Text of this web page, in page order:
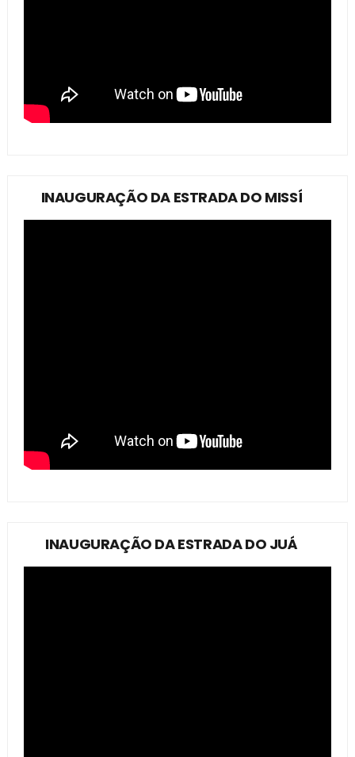
INAUGURAÇÃO DA ESTRADA DO MISSÍ
INAUGURAÇÃO DA ESTRADA DO JUÁ